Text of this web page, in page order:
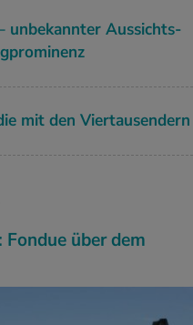
un­be­kann­ter Aus­sichts­
mit den Vier­tau­sen­dern
Fondue über dem